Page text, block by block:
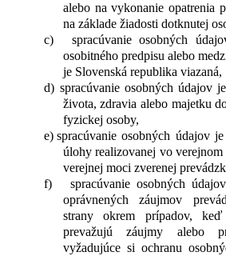
alebo na vykonanie opatrenia
na základe žiadosti dotknutej
c)
spracúvanie osobných
osobitného predpisu alebo
je Slovenská republika viazaná,
d) spracúvanie osobných údajov
života, zdravia alebo majetku
fyzickej osoby,
e) spracúvanie osobných údajov
úlohy realizovanej vo
verejnej moci zverenej
f)
spracúvanie osobných
oprávnených záujmov
strany okrem prípadov,
prevažujú záujmy alebo
vyžadujúce si ochranu